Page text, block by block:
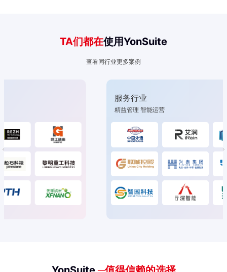
TA们都在使用YonSuite
查看同行业更多案例